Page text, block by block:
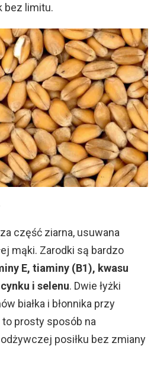
bez limitu.
część ziarna, usuwana
mąki. Zarodki są bardzo
E, tiaminy (B1), kwasu
i selenu. Dwie łyżki
białka i błonnika przy
prosty sposób na
posiłku bez zmiany